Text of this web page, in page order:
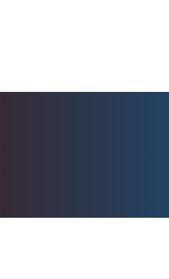
content